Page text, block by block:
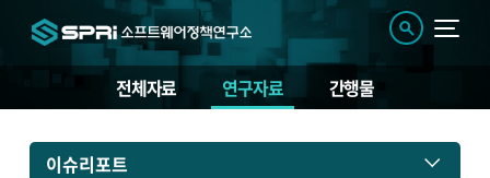
전체자료 연구자료 간행물
이슈리포트